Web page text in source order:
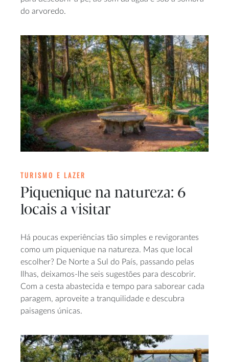
do arvoredo.
TURISMO E LAZER
Piquenique na natureza: 6
locais a visitar
Há poucas experiências tão simples e revigorantes
como um piquenique na natureza. Mas que local
escolher? De Norte a Sul do País, passando pelas
Ilhas, deixamos-lhe seis sugestões para descobrir.
Com a cesta abastecida e tempo para saborear cada
paragem, aproveite a tranquilidade e descubra
paisagens únicas.